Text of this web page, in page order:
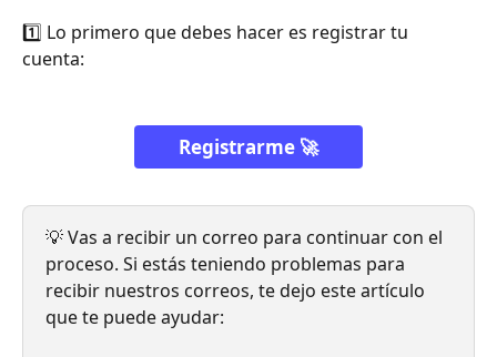
1️⃣ Lo primero que debes hacer es registrar tu
cuenta:
Registrarme 🚀
💡 Vas a recibir un correo para continuar con el
proceso. Si estás teniendo problemas para
recibir nuestros correos, te dejo este artículo
que te puede ayudar: